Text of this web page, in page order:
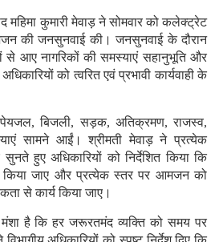
कुमारी मेवाड़ ने सोमवार को कलेक्ट्रेट
की जनसुनवाई की। जनसुनवाई के दौरान
से आए नागरिकों की समस्याएं सहानुभूति और
को त्वरित एवं प्रभावी कार्यवाही के
बिजली, सड़क, अतिक्रमण, राजस्व,
सामने आईं। श्रीमती मेवाड़ ने प्रत्येक
सुनते हुए अधिकारियों को निर्देशित किया कि
किया जाए और प्रत्येक स्तर पर आमजन को
से कार्य किया जाए।
है कि हर जरूरतमंद व्यक्ति को समय पर